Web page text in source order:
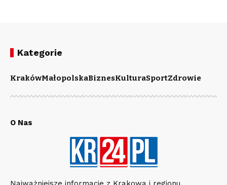
Kategorie
KrakówMałopolskaBiznesKulturaSportZdrowie
O Nas